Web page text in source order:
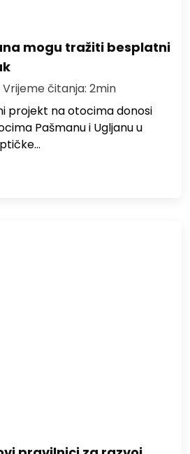
mogu tražiti besplatni
čitanja: 2min
projekt na otocima donosi
Pašmanu i Ugljanu u